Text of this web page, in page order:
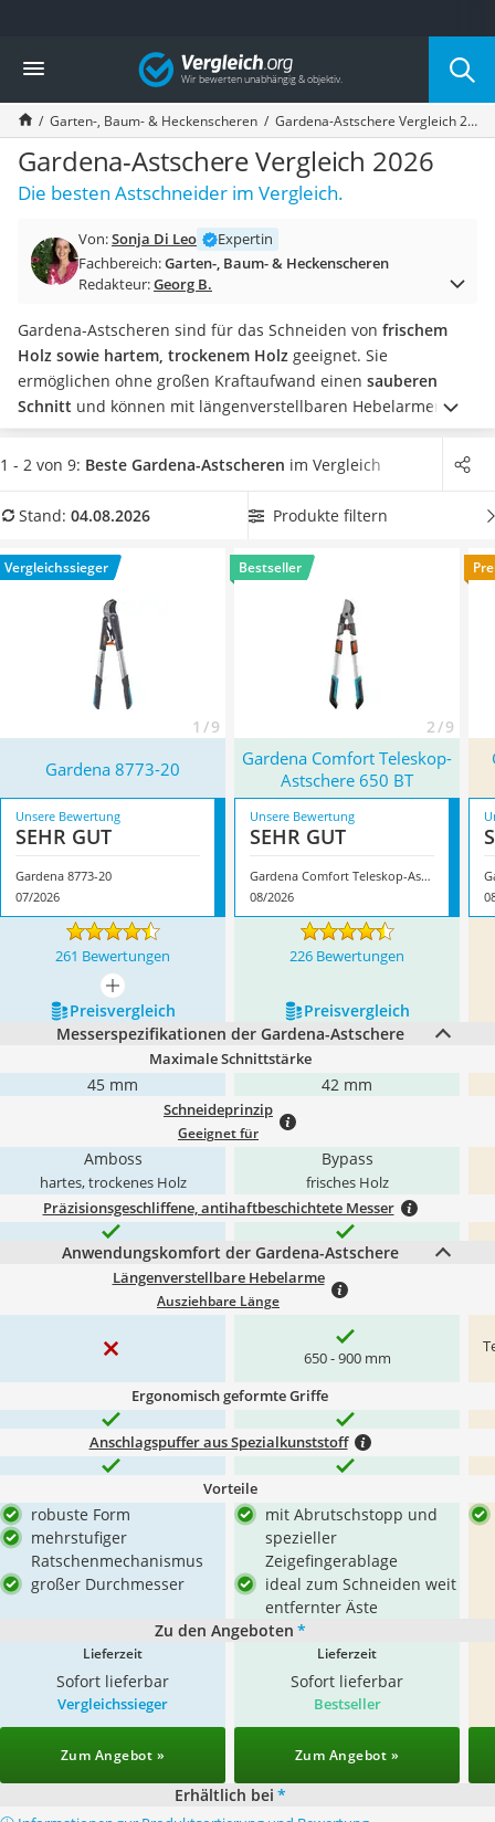
Die beliebtesten Vergleiche nach Kategorie
Baumarkt
Tresor feuerfest
Makita-Akku-Rasenmäher
Kappsäge
Smartes Türschloss
Akku-Rasentrimmer
Split-Klimaanlage 2 Innengeräte
Pelletofen
Tiefbrunnenpumpe
Fliesenschneider
Hochdruckreiniger
Doppelschleifer
Überwachungskamera
Benzinrasenmäher mit Elektrostart
Löschdecke
Winterharte Palmen
Gasdurchlauferhitzer
Vergleich
Garten-, Baum- & Heckenscheren Gardena-Astschere Vergleich 2026
Gardena-Astschere Vergleich 2026
Die besten Astschneider im Vergleich.
Von:Sonja Di Leo
Expertin
Fachbereich:Garten-, Baum- & Heckenscheren
Redakteur:Georg B.
Gardena-Astscheren sind für das Schneiden von frischem
Holz sowie hartem, trockenem Holz geeignet. Sie
ermöglichen ohne großen Kraftaufwand einen sauberen
Schnitt und können mit längenverstellbaren Hebelarmen
auch weit entfernte Äste erreichen. Machen Sie den
persönlichen Test in Ihrem Garten – Sie werden schnell
im Garten langfristig ideal unterstützt. Wählen Sie jetzt die
Schneideprinzip und komplettieren Sie Ihre Ausrüstung mit
einer Gardena-Gartenschere aus unserem
Gartenschere-Vergleich
. Überzeugt hat uns hier im August
2026 besonders das Modell
Gardena 8773-20*
Eigenschaften.
1 - 2 von 9: Beste Gardena-Astscheren im Vergleich
Stand: 04.08.2026 Produkte filtern
Vergleichssieger
1 / 9
Bestseller
2 / 9
Gardena 8773-20
Gardena Comfort Teleskop-
Astschere 650 BT
Unsere Bewertung
SEHR GUT
Gardena 8773-20
07/2026
Unsere Bewertung
SEHR GUT
Gardena Comfort Teleskop-Astschere 650 BT
08/2026
261 Bewertungen 226 Bewertungen
mehr anzeigen
Preis­vergleich
Preis­vergleich
Messerspezifikationen der Gardena-Astschere
Maximale Schnittstärke
45 mm 42 mm
Schneideprinzip
Geeignet für
Amboss
hartes, trockenes Holz
Bypass
frisches Holz
Präzisionsgeschliffene, antihaftbeschichtete Messer
Anwendungskomfort der Gardena-Astschere
Längenverstellbare Hebelarme
Ausziehbare Länge
650 - 900 mm
Ergonomisch geformte Griffe
Anschlagspuffer aus Spezialkunststoff
Vorteile
robuste Form
mehrstufiger
Ratschenmechanismus
großer Durchmesser
mit Abrutschstopp und
spezieller
Zeigefingerablage
ideal zum Schneiden weit
entfernter Äste
Zu den Angeboten *
Lieferzeit
Sofort lieferbar
Lieferzeit
Sofort lieferbar
Vergleichssieger
Zum Angebot »
Bestseller
Zum Angebot »
Erhältlich bei *